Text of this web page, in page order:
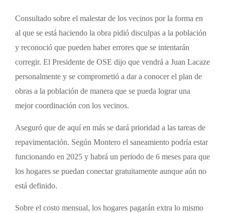
Consultado sobre el malestar de los vecinos por la forma en
al que se está haciendo la obra pidió disculpas a la población
y reconoció que pueden haber errores que se intentarán
corregir. El Presidente de OSE dijo que vendrá a Juan Lacaze
personalmente y se comprometió a dar a conocer el plan de
obras a la población de manera que se pueda lograr una
mejor coordinación con los vecinos.
Aseguró que de aquí en más se dará prioridad a las tareas de
repavimentación. Según Montero el saneamiento podría estar
funcionando en 2025 y habrá un periodo de 6 meses para que
los hogares se puedan conectar gratuitamente aunque aún no
está definido.
Sobre el costo mensual, los hogares pagarán extra lo mismo